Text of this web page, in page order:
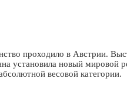
проходило в Австрии.
установила новый мировой
весовой категории.